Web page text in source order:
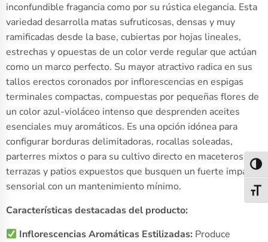
inconfundible fragancia como por su rústica elegancia. Esta
variedad desarrolla matas sufruticosas, densas y muy
ramificadas desde la base, cubiertas por hojas lineales,
estrechas y opuestas de un color verde regular que actúan
como un marco perfecto. Su mayor atractivo radica en sus
tallos erectos coronados por inflorescencias en espigas
terminales compactas, compuestas por pequeñas flores de
un color azul-violáceo intenso que desprenden aceites
esenciales muy aromáticos. Es una opción idónea para
configurar borduras delimitadoras, rocallas soleadas,
parterres mixtos o para su cultivo directo en maceteros en
terrazas y patios expuestos que busquen un fuerte impacto
sensorial con un mantenimiento mínimo.
Características destacadas del producto:
Inflorescencias Aromáticas Estilizadas: Produce